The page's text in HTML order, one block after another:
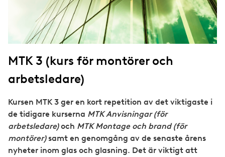
t
g
MTK 3 (kurs för montörer och
arbetsledare)
Kursen MTK 3 ger en kort repetition av det viktigaste i
de tidigare kurserna MTK Anvisningar (för
arbetsledare)och MTK Montage och brand (för
montörer)samt en genomgång av de senaste årens
nyheter inom glas och glasning. Det är viktigt att